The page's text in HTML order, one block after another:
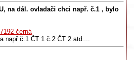
na dál. ovladači chci např. č.1 , bylo
černá
např č.1 ČT 1 č.2 ČT 2 atd....